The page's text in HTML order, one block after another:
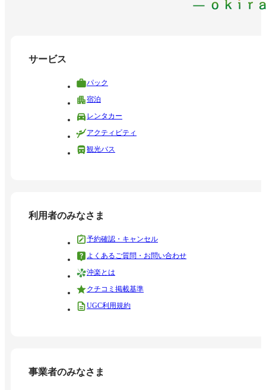
サービス
パック
宿泊
レンタカー
アクティビティ
観光バス
利用者のみなさま
予約確認・キャンセル
よくあるご質問・お問い合わせ
沖楽とは
クチコミ掲載基準
UGC利用規約
事業者のみなさま